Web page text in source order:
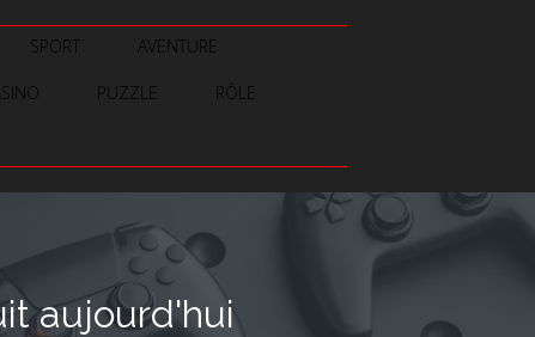
SPORT AVENTURE
PUZZLE RÔLE
aujourd'hui